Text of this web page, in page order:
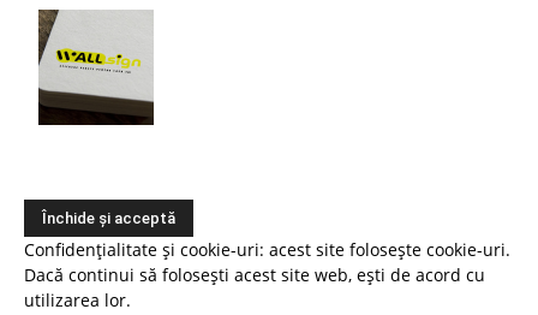
Confidențialitate și cookie-uri: acest site folosește cookie-uri.
Dacă continui să folosești acest site web, ești de acord cu
utilizarea lor.